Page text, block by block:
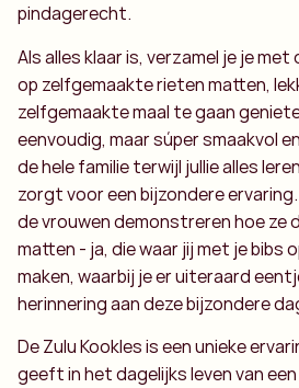
pindagerecht.
Als alles klaar is, verzamel je je
op zelfgemaakte rieten matten,
zelfgemaakte maal te gaan
eenvoudig, maar súper smaakvol
de hele familie terwijl jullie alles
zorgt voor een bijzondere
de vrouwen demonstreren hoe ze
matten - ja, die waar jij met je bibs
maken, waarbij je er uiteraard
herinnering aan deze bijzondere
De Zulu Kookles is een unieke
geeft in het dagelijks leven van